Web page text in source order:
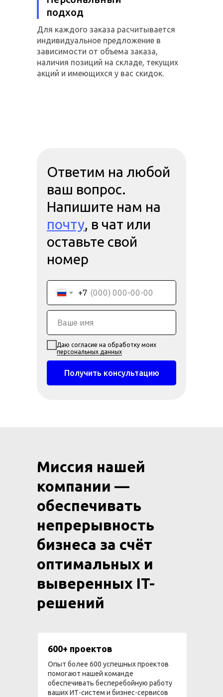
подход
Для каждого заказа расчитывается
индивидуальное предложение в
зависимости от объема заказа,
наличия позиций на складе, текущих
акций и имеющихся у вас скидок.
Ответим на любой
ваш вопрос.
Напишите нам на
почту, в чат или
оставьте свой
номер
+7
Даю согласие на обработку моих
персональных данных
Получить консультацию
Миссия нашей
компании —
обеспечивать
непрерывность
бизнеса за счёт
оптимальных и
выверенных IT-
решений
600+ проектов
Опыт более 600 успешных проектов
помогают нашей команде
обеспечивать бесперебойную работу
ваших ИТ-систем и бизнес-сервисов